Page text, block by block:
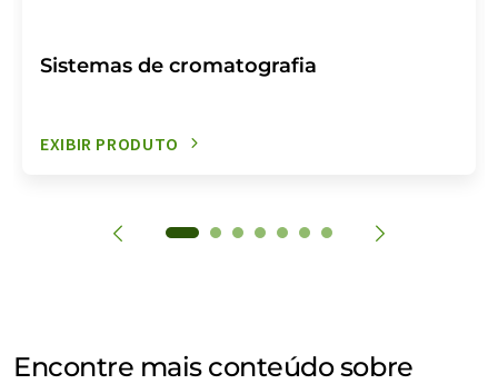
Sistemas de cromatografia
EXIBIR PRODUTO
Encontre mais conteúdo sobre